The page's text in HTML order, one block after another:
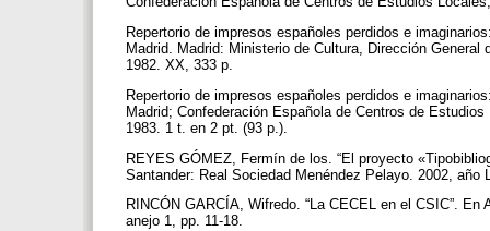
Repertorio de impresos españoles perdidos e
Madrid. Madrid: Ministerio de Cultura, Dirección
1982. XX, 333 p.
Repertorio de impresos españoles perdidos e
Madrid; Confederación Española de Centros de
1983. 1 t. en 2 pt. (93 p.).
REYES GÓMEZ, Fermín de los. “El proyecto
Santander: Real Sociedad Menéndez Pelayo. 2002,
RINCÓN GARCÍA, Wifredo. “La CECEL en el CSIC”.
anejo 1, pp. 11-18.